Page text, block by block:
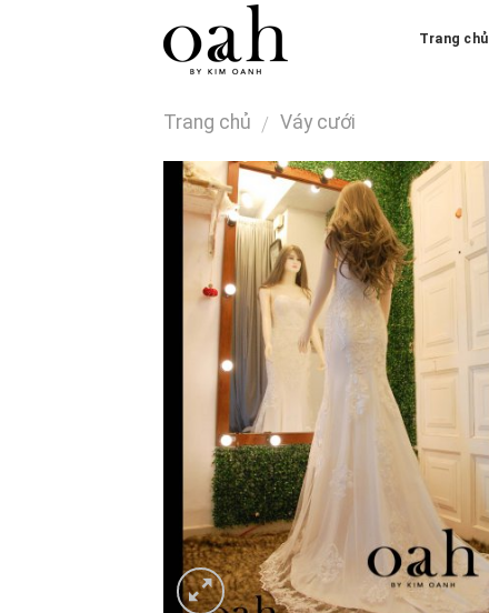
Trang chủ
Trang chủ / Váy cưới